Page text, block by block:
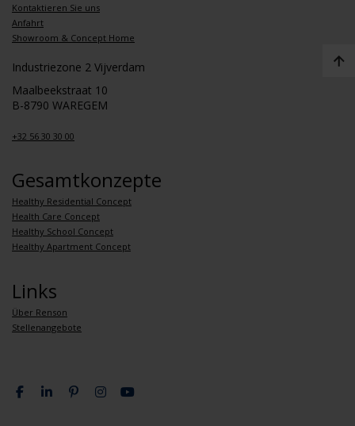
Kontaktieren Sie uns
Anfahrt
Showroom & Concept Home
Industriezone 2 Vijverdam
Maalbeekstraat 10
B-8790 WAREGEM
+32 56 30 30 00
Gesamtkonzepte
Healthy Residential Concept
Health Care Concept
Healthy School Concept
Healthy Apartment Concept
Links
Über Renson
Stellenangebote